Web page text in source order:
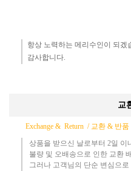
항상 노력하는 메리수인이 되겠
감사합니다.​
교
Exchange & Return / 교환 & 반품
상품을 받으신 날로부터 2일 이
불량 및 오배송으로 인한 교환
그러나 고객님의 단순 변심으